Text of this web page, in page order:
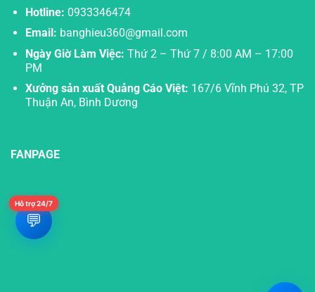
Hotline: 0933346474
Email: banghieu360@gmail.com
Ngày Giờ Làm Việc: Thứ 2 – Thứ 7 / 8:00 AM – 17:00
PM
Xưởng sản xuất Quảng Cáo Việt: 167/6 Vĩnh Phú 32, TP
Thuận An, Bình Dương
FANPAGE
💬
Hỗ trợ 24/7